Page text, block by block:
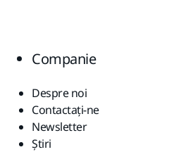
Companie
Despre noi
Contactaţi-ne
Newsletter
Știri